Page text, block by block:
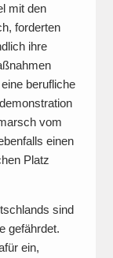
mit den
forderten
ihre
berufliche
vom
einen
Platz
sind
gefährdet.
ein,